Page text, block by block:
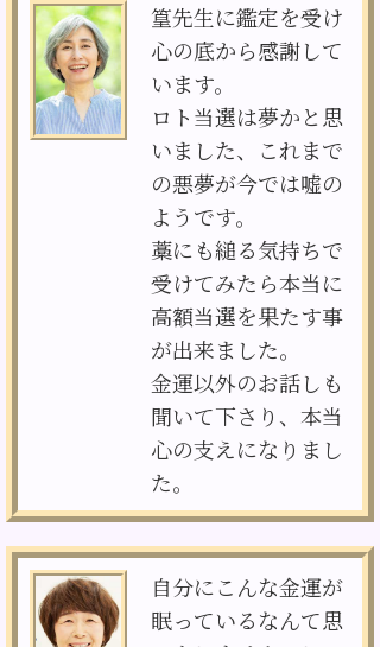
篁先生に鑑定を受け
心の底から感謝して
います。
ロト当選は夢かと思
いました、これまで
の悪夢が今では嘘の
ようです。
藁にも縋る気持ちで
受けてみたら本当に
高額当選を果たす事
が出来ました。
金運以外のお話しも
聞いて下さり、本当
心の支えになりまし
た。
自分にこんな金運が
眠っているなんて思